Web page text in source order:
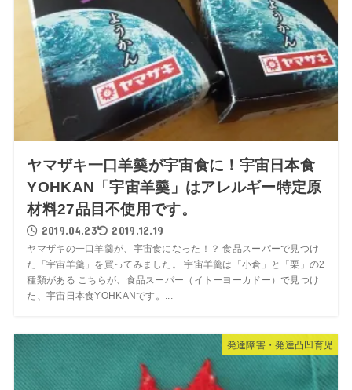
ヤマザキ一口羊羹が宇宙食に！宇宙日本食
YOHKAN「宇宙羊羹」はアレルギー特定原
材料27品目不使用です。
2019.04.23 2019.12.19
ヤマザキの一口羊羹が、宇宙食になった！？ 食品スーパーで見つけ
た「宇宙羊羹」を買ってみました。 宇宙羊羹は「小倉」と「栗」の2
種類がある こちらが、食品スーパー（イトーヨーカドー）で見つけ
た、宇宙日本食YOHKANです。...
発達障害・発達凸凹育児